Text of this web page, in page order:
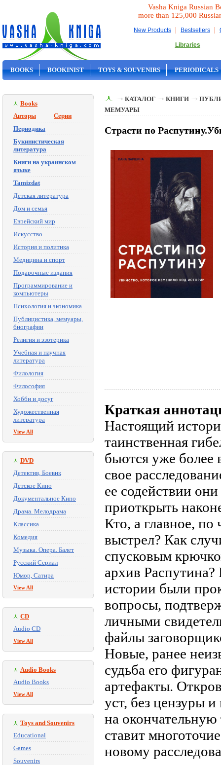
Vasha Kniga Russian
more than 125,000
New Products | Bestsellers |
Libraries
BOOKS BOOKINIST TOYS & SOUVENIRS PERIODICALS
Books
Авторы
Серии
Периодика
Букинистическая
литература
Книги на украинском
языке
Tamizdat
Детская литература
Дом и семья
Еврейский мир
Искусство
История и политика
Медицина и спорт
Подарочные издания
Программирование и
компьютеры
Психология и экономика
Публицистика, мемуары,
биографии
Религия и эзотерика
Учебная и научная
литература
Филология
Философия
Хобби и досуг
Художественная
литература
View All
DVD
Детектив, Боевик
Детское Кино
Документальное Кино
Драма. Мелодрама
Классика
Комедия
Музыка. Опера. Балет
Русский Сериал
Юмор, Сатира
View All
CD
Audio CD
View All
Audio Books
Audio Books
View All
Toys and Souvenirs
Educational
Games
Souvenirs
КАТАЛОГ КНИГИ
МЕМУАРЫ
Страсти по
Краткая
Настоящий
таинственная
бьются уже
свое
ее содействии
приоткрыть
Кто, а главное,
выстрел? Как
спусковым
архив
истории были
вопросы,
личными
файлы
Новые, ранее
судьба его
артефакты.
уст, без цензуры
на
ставит
новому